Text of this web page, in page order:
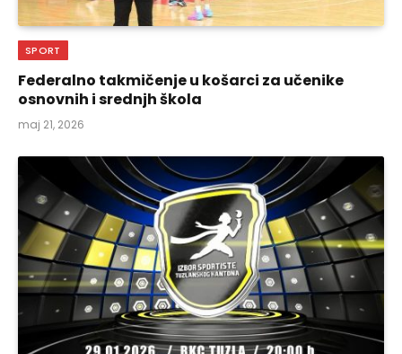
SPORT
Federalno takmičenje u košarci za učenike
osnovnih i srednjh škola
maj 21, 2026